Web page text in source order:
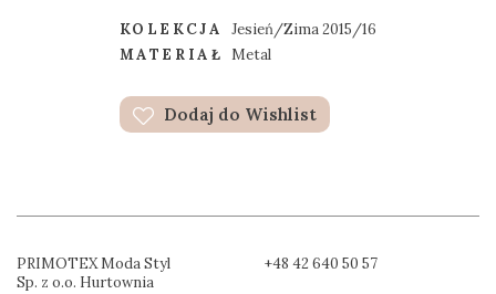
KOLEKCJA
Jesień/Zima 2015/16
MATERIAŁ Metal
Dodaj do Wishlist
PRIMOTEX Moda Styl
Sp. z o.o. Hurtownia
+48 42 640 50 57